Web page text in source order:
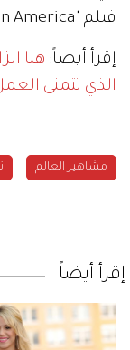
فيلم "Captain America"، عام 2019.
إقرأ أيضاً: هنا
الذي تتمنى
مشاهير العالم
إقرأ أيضاً